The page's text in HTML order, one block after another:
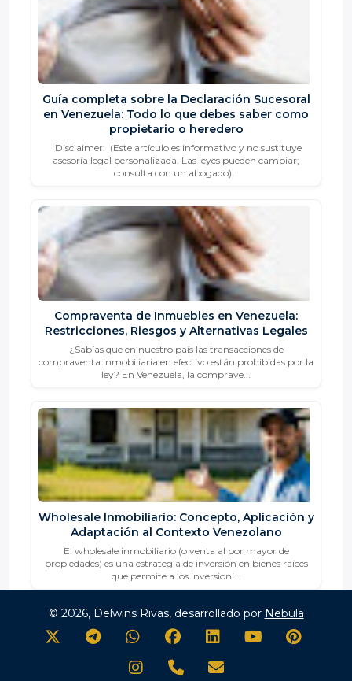
Guía completa sobre la Declaración Sucesoral
en Venezuela: Todo lo que debes saber como
propietario o heredero
Disclaimer: (Este artículo es informativo y no sustituye
asesoría legal personalizada. Las leyes pueden cambiar;
consulta con un abogado)...
Compraventa de Inmuebles en Venezuela:
Restricciones, Riesgos y Alternativas Legales
¿Sabías que en nuestro país las transacciones de
compraventa inmobiliaria en efectivo están prohibidas por la
ley? En Venezuela, la comprave...
Wholesale Inmobiliario: Concepto, Aplicación y
Adaptación al Contexto Venezolano
El wholesale inmobiliario (o venta al por mayor de
propiedades) es una estrategia de inversión en bienes raíces
que permite a los inversioni...
© 2026, Delwins Rivas, desarrollado por Nebula